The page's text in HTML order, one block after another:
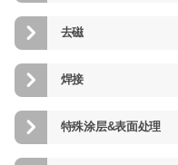
去磁
焊接
特殊涂层&表面处理